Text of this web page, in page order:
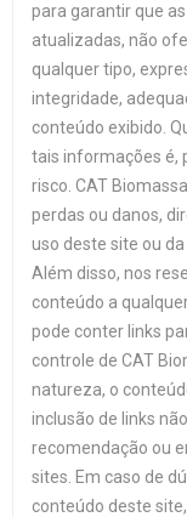
para garantir que
atualizadas, não
qualquer tipo,
integridade,
conteúdo exibido.
tais informações é,
risco. CAT
perdas ou danos,
uso deste site ou
Além disso, nos
conteúdo a
pode conter links
controle de CAT
natureza, o
inclusão de links
recomendação ou
sites. Em caso de
conteúdo deste